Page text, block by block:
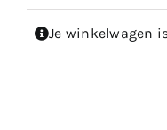
Je winkelwagen